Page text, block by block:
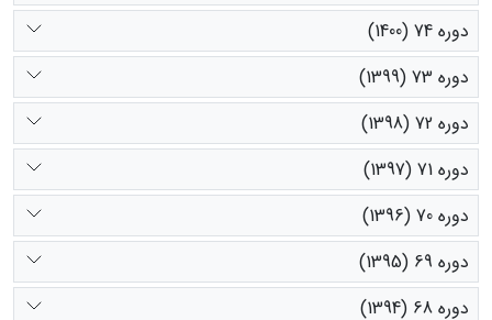
دوره 74 (1400)
دوره 73 (1399)
دوره 72 (1398)
دوره 71 (1397)
دوره 70 (1396)
دوره 69 (1395)
دوره 68 (1394)